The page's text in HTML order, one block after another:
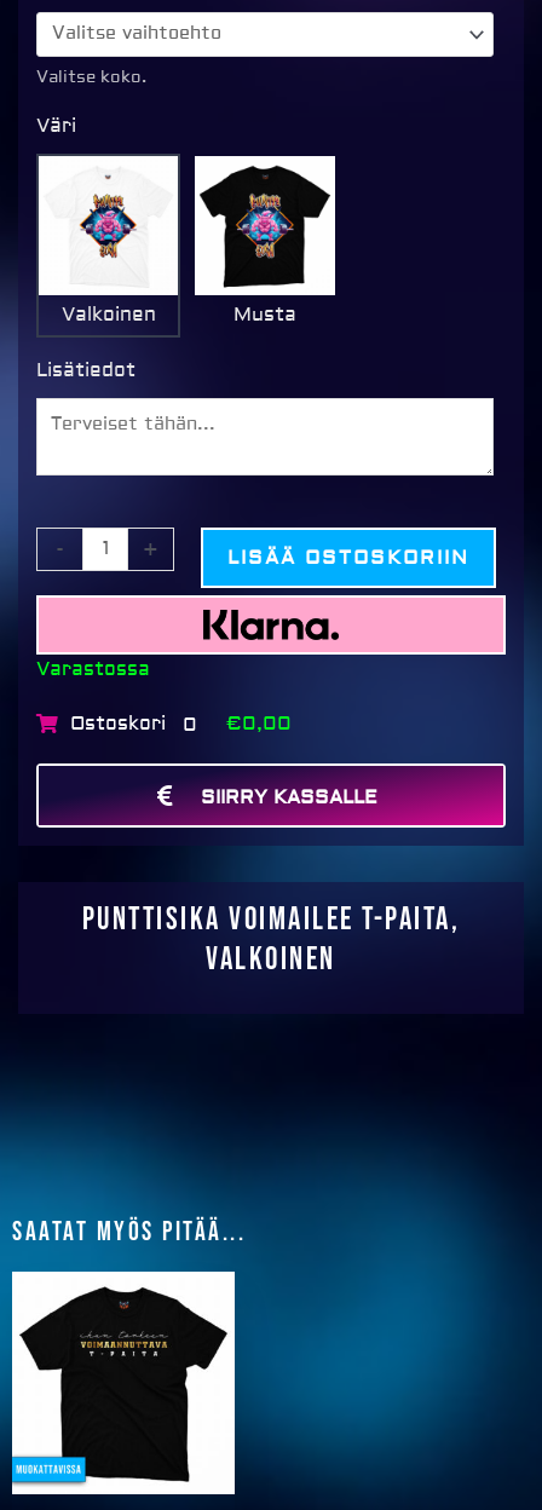
Valitse koko.
Väri
Valkoinen Musta
Lisätiedot
-
voimailee
paita,
määrä
+ LISÄÄ OSTOSKORIIN
Varastossa
Ostoskori 0 €0,00
SIIRRY KASSALLE
Punttisika voimailee T-paita,
valkoinen
Saatat myös pitää...